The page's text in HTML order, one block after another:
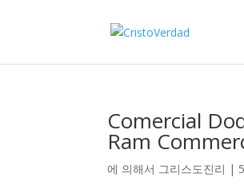
Comercial
Ram
에 의해서 그리스도진리 |